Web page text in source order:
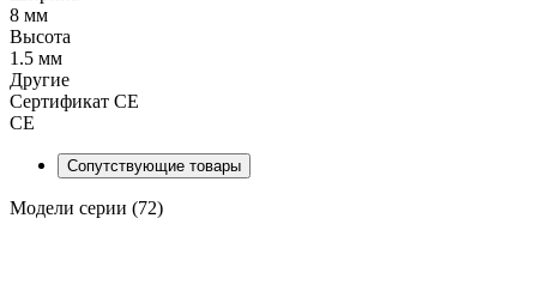
8 мм
Высота
1.5 мм
Другие
Сертификат CE
CE
Сопутствующие товары
Модели серии (72)